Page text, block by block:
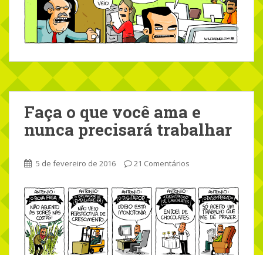
Faça o que você ama e
nunca precisará trabalhar
5 de fevereiro de 2016 21 Comentários